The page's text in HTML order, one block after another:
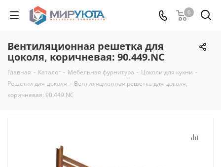
0
Вентиляционная решетка для
цоколя, коричневая: 90.449.NC
Главная - Каталог - Мебельная фурнитура - Цоколи для кухни -
Решетки для цоколя - Вентиляционная решетка для цоколя,
коричневая: 90.449.NC